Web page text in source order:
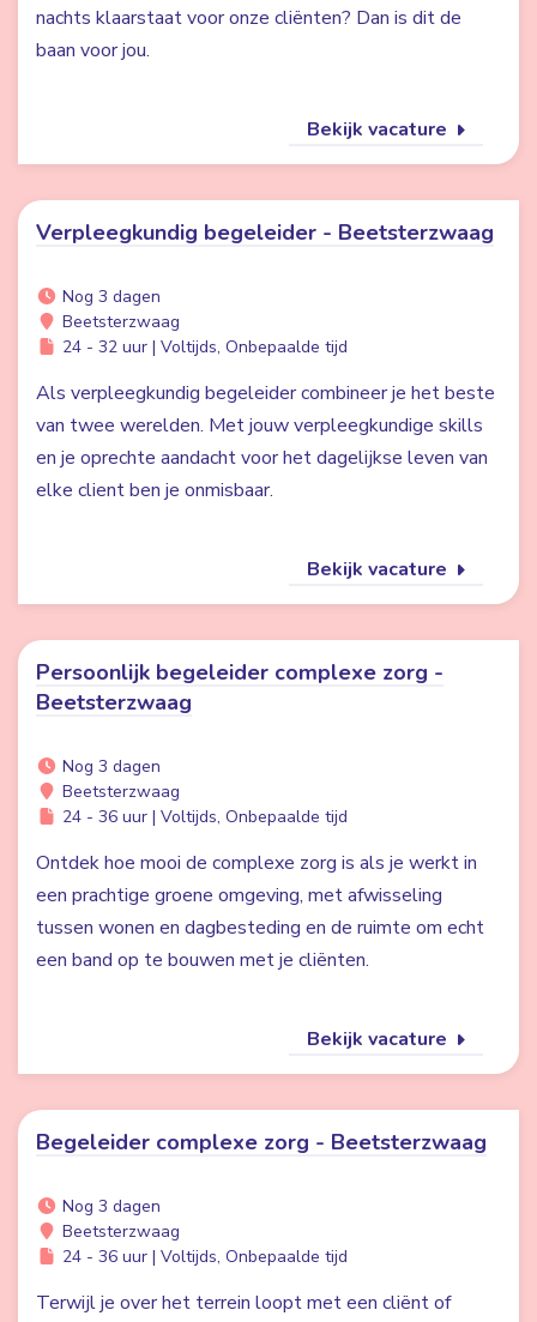
nachts klaarstaat voor onze cliënten? Dan is dit de
baan voor jou.
Bekijk vacature
Verpleegkundig begeleider - Beetsterzwaag
Nog 3 dagen
Beetsterzwaag
24 - 32 uur | Voltijds, Onbepaalde tijd
Als verpleegkundig begeleider combineer je het beste
van twee werelden. Met jouw verpleegkundige skills
en je oprechte aandacht voor het dagelijkse leven van
elke client ben je onmisbaar.
Bekijk vacature
Persoonlijk begeleider complexe zorg -
Beetsterzwaag
Nog 3 dagen
Beetsterzwaag
24 - 36 uur | Voltijds, Onbepaalde tijd
Ontdek hoe mooi de complexe zorg is als je werkt in
een prachtige groene omgeving, met afwisseling
tussen wonen en dagbesteding en de ruimte om echt
een band op te bouwen met je cliënten.
Bekijk vacature
Begeleider complexe zorg - Beetsterzwaag
Nog 3 dagen
Beetsterzwaag
24 - 36 uur | Voltijds, Onbepaalde tijd
Terwijl je over het terrein loopt met een cliënt of